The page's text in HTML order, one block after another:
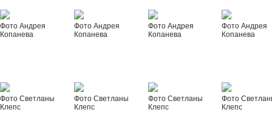
Фото Андрея
Копанева
Фото Андрея
Копанева
Фото Андрея
Копанева
Фото Андрея
Копанева
Фото Светланы
Клепс
Фото Светланы
Клепс
Фото Светланы
Клепс
Фото
Клепс